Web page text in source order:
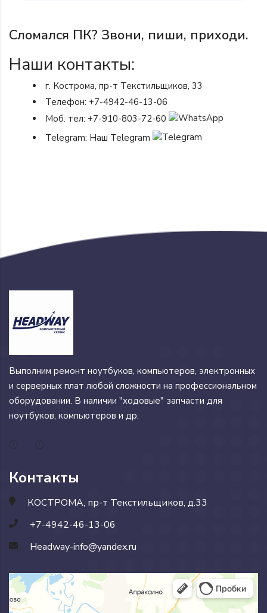
Сломался ПК? Звони, пиши, приходи.
Наши контакты:
г. Кострома, пр-т Текстильщиков, 33
Телефон: +7-4942-46-13-06
Моб. тел: +7-910-803-72-60
Telegram: Наш Telegram
Выполним ремонт ноутбуков, компьютеров, электронных
и серверных плат любой сложности на профессиональном
оборудовании. В наличии "ходовые" запчасти для
ноутбуков, компьютеров и др.
Контакты
КОСТРОМА, пр-т Текстильщиков, д.33
+7-4942-46-13-06
Headway-info@yandex.ru